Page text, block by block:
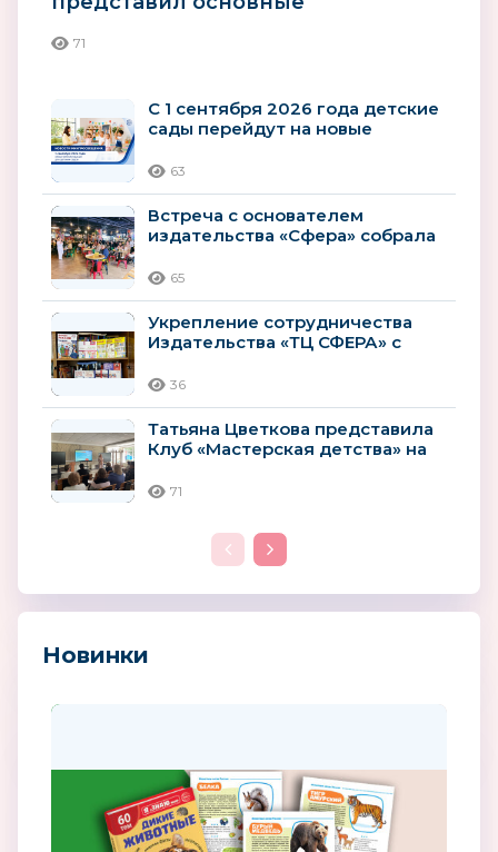
жизни...
71
С 1 сентября 2026 года детские
сады перейдут на новые
Минпросвещения
63
Встреча с основателем
издательства «Сфера» собрала
65
Укрепление сотрудничества
Издательства «ТЦ СФЕРА» с
развития...
36
Татьяна Цветкова представила
Клуб «Мастерская детства» на
71
Новинки